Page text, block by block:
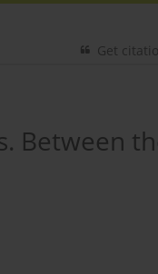
Get
Between